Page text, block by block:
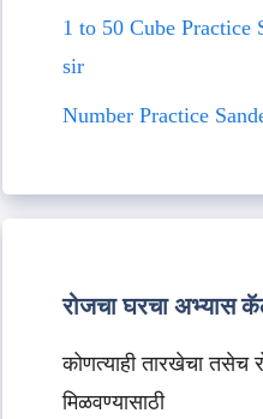
1 to 50 Cube Practice
sir
Number Practice
रोजचा घरचा अभ्यास
कोणत्याही तारखेचा तसेच
मिळवण्यासाठी